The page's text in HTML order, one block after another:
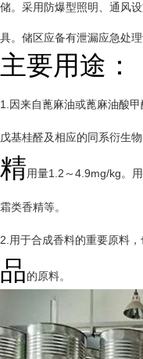
储。采用防爆型照明、通风
具。储区应备有泄漏应急处
主要用途：
1.因来自蓖麻油或蓖麻油酸
戊基桂醛及相应的同系衍生
精用量1.2～4.9mg/kg。
霜类香精等。
2.用于合成香料的重要原料
品的原料。